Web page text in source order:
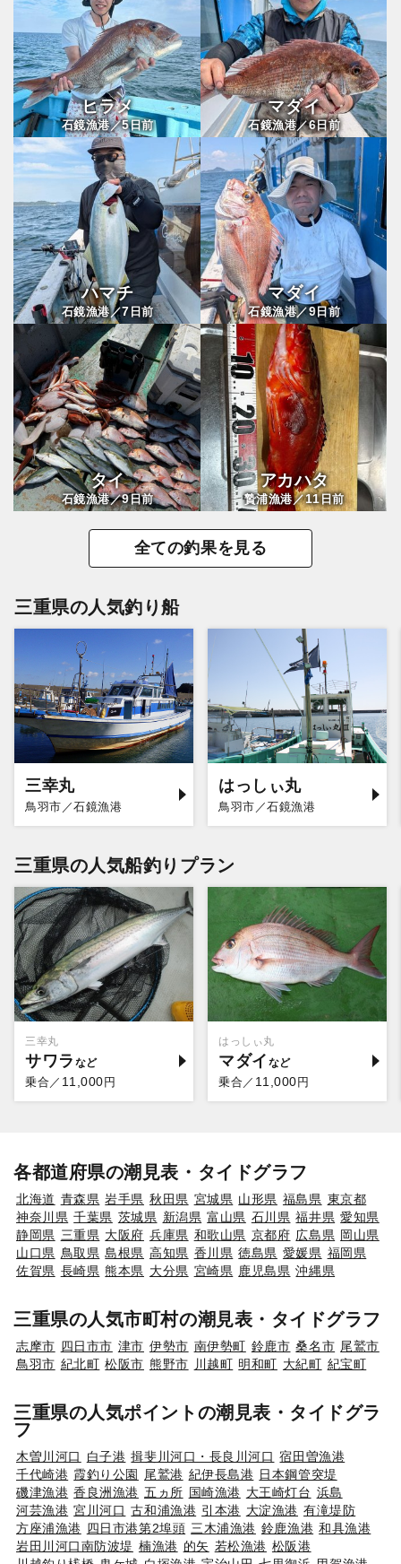
ヒラメ
石鏡漁港／5日前
マダイ
石鏡漁港／6日前
ハマチ
石鏡漁港／7 日前
マダイ
石鏡漁港／9 日前
タイ
石鏡漁港／9日前
アカハタ
贄浦漁港／11日前
全ての釣果を見る
三重県の人気釣り船
三幸丸
鳥羽市／石鏡漁港
はっしぃ丸
鳥羽市／石鏡漁港
三重県の人気船釣りプラン
三幸丸
サワラ
乗合／ 11,000円
はっしぃ丸
マダイ
乗合／ 11,000円
各都道府県の潮見表・タイドグラフ
北海道 青森県 岩手県 秋田県 宮城県 山形県 福島県 東京都
神奈川県 千葉県 茨城県 新潟県 富山県 石川県 福井県 愛知県
静岡県 三重県 大阪府 兵庫県 和歌山県 京都府 広島県 岡山県
山口県 鳥取県 島根県 高知県 香川県 徳島県 愛媛県 福岡県
佐賀県 長崎県 熊本県 大分県 宮崎県 鹿児島県 沖縄県
三重県の人気市町村の潮見表・タイドグラフ
志摩市 四日市市 津市 伊勢市 南伊勢町 鈴鹿市 桑名市 尾鷲市
鳥羽市 紀北町 松阪市 熊野市 川越町 明和町 大紀町 紀宝町
三重県の人気ポイントの潮見表・タイドグラ
フ
木曽川河口 白子港 揖斐川河口・長良川河口 宿田曽漁港
千代崎港 霞釣り公園 尾鷲港 紀伊長島港 日本鋼管突堤
磯津漁港 香良洲漁港 五ヵ所 国崎漁港 大王崎灯台 浜島
河芸漁港 宮川河口 古和浦漁港 引本港 大淀漁港 有滝堤防
方座浦漁港 四日市港第2埠頭 三木浦漁港 鈴鹿漁港 和具漁港
岩田川河口南防波堤 楠漁港 的矢 若松漁港 松阪港